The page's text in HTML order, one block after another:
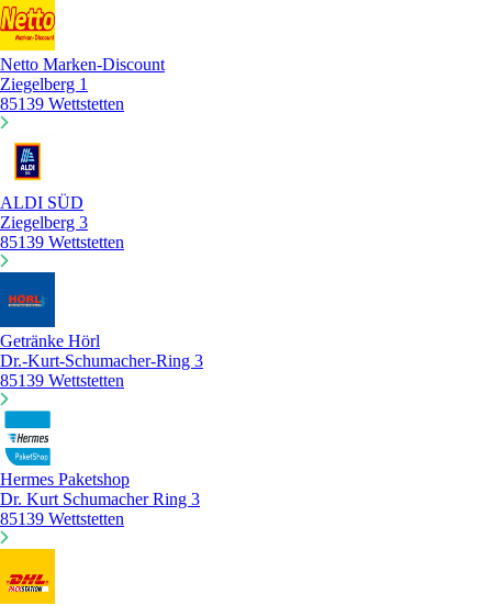
Netto Marken-Discount
Ziegelberg 1
85139 Wettstetten
ALDI SÜD
Ziegelberg 3
85139 Wettstetten
Getränke Hörl
Dr.-Kurt-Schumacher-Ring 3
85139 Wettstetten
Hermes Paketshop
Dr. Kurt Schumacher Ring 3
85139 Wettstetten